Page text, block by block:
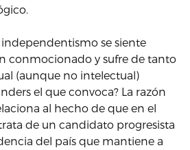
se siente
conmocionado y sufre de tanto
(aunque no intelectual)
el que convoca? La razón
al hecho de que en el
de un candidato progresista
del país que mantiene a